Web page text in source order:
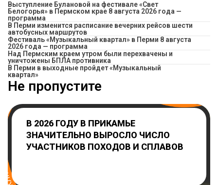
Выступление Булановой на фестивале «Свет
Белогорья» в Пермском крае 8 августа 2026 года —
программа
​В Перми изменится расписание вечерних рейсов шести
автобусных маршрутов
Фестиваль «Музыкальный квартал» в Перми 8 августа
2026 года — программа
Над Пермским краем утром были перехвачены и
уничтожены БПЛА противника
В Перми в выходные пройдет «Музыкальный
квартал»
Не пропустите
В 2026 ГОДУ В ПРИКАМЬЕ
ЗНАЧИТЕЛЬНО ВЫРОСЛО ЧИСЛО
УЧАСТНИКОВ ПОХОДОВ И СПЛАВОВ